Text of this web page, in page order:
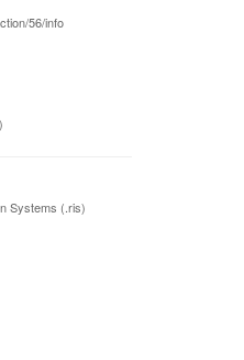
56/info
Systems (.ris)